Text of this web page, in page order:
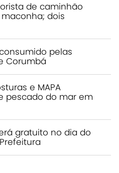
de caminhão
dois
pelas
Corumbá
e MAPA
pescado do mar em
gratuito no dia do